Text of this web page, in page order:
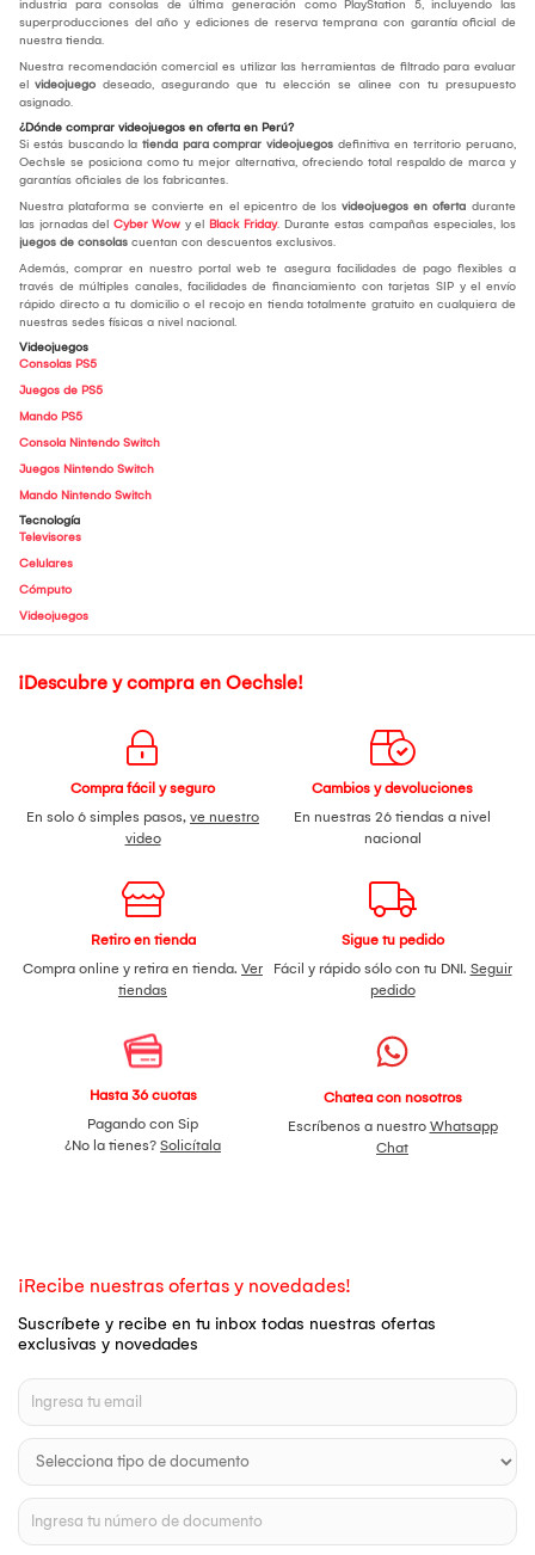
industria para consolas de última generación como PlayStation 5, incluyendo las
superproducciones del año y ediciones de reserva temprana con garantía oficial de
nuestra tienda.
Nuestra recomendación comercial es utilizar las herramientas de filtrado para evaluar
el videojuego deseado, asegurando que tu elección se alinee con tu presupuesto
asignado.
¿Dónde comprar videojuegos en oferta en Perú?
Si estás buscando la tienda para comprar videojuegos definitiva en territorio peruano,
Oechsle se posiciona como tu mejor alternativa, ofreciendo total respaldo de marca y
garantías oficiales de los fabricantes.
Nuestra plataforma se convierte en el epicentro de los videojuegos en oferta durante
las jornadas del Cyber Wow y el Black Friday. Durante estas campañas especiales, los
juegos de consolas cuentan con descuentos exclusivos.
Además, comprar en nuestro portal web te asegura facilidades de pago flexibles a
través de múltiples canales, facilidades de financiamiento con tarjetas SIP y el envío
rápido directo a tu domicilio o el recojo en tienda totalmente gratuito en cualquiera de
nuestras sedes físicas a nivel nacional.
Videojuegos
Consolas PS5
Juegos de PS5
Mando PS5
Consola Nintendo Switch
Juegos Nintendo Switch
Mando Nintendo Switch
Tecnología
Televisores
Celulares
Cómputo
Videojuegos
¡Descubre y compra en Oechsle!
Compra fácil y seguro
En solo 6 simples pasos, ve nuestro
video
Cambios y devoluciones
En nuestras 26 tiendas a nivel
nacional
Retiro en tienda
Compra online y retira en tienda. Ver
tiendas
Sigue tu pedido
Fácil y rápido sólo con tu DNI. Seguir
pedido
Hasta 36 cuotas
Pagando con Sip
¿No la tienes? Solicítala
Chatea con nosotros
Escríbenos a nuestro Whatsapp
Chat
¡Recibe nuestras ofertas y novedades!
Suscríbete y recibe en tu inbox todas nuestras ofertas
exclusivas y novedades